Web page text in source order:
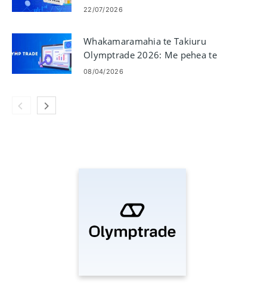
Tauhokohoko Koreutu
22/07/2026
Whakamaramahia te Takiuru
Olymptrade 2026: Me pehea te
uru ki to putea me te tere
08/04/2026